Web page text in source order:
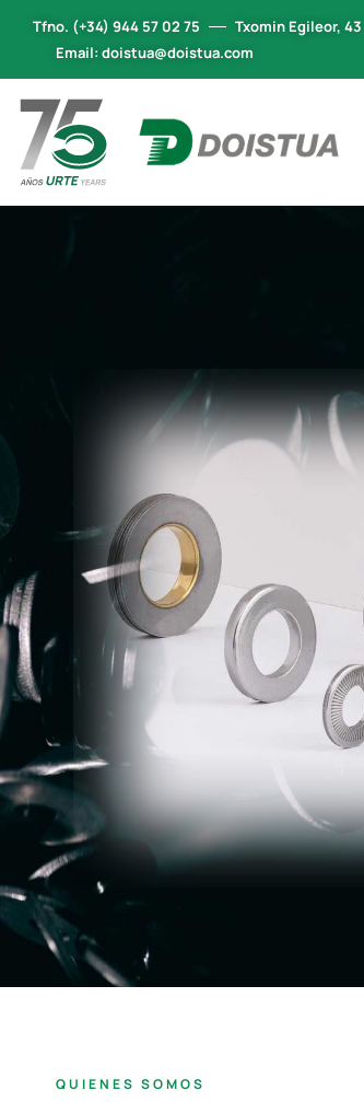
Tfno. (+34) 944 57 02 75
Txomin Egileor,
Email: doistua@doistua.com
QUIENES SOMOS